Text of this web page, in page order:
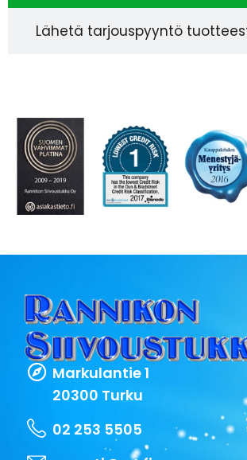
Lähetä tarjouspyyntö
Markulantie 1
20300 Turku
02 253 5505